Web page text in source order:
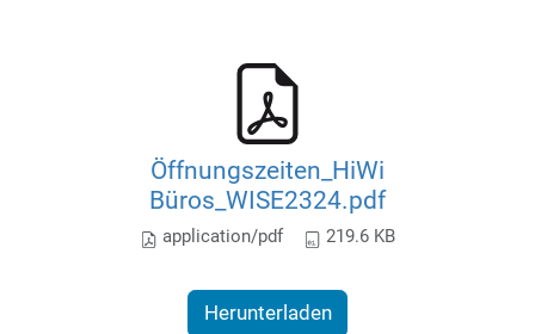
Öffnungszeiten_HiWi
Büros_WISE2324.pdf
application/pdf 219.6 KB
Herunterladen